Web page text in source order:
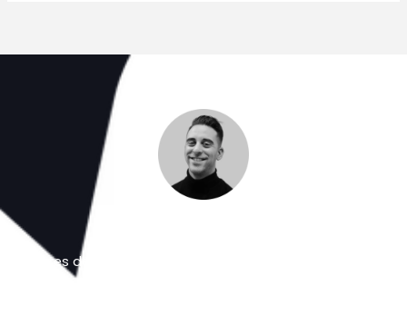
Antes de hablar de soluciones, necesito entender tu